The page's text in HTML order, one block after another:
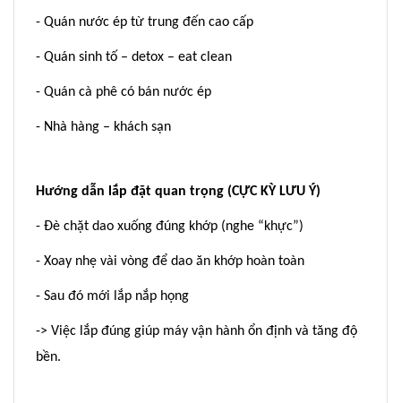
- Quán nước ép từ trung đến cao cấp
- Quán sinh tố – detox – eat clean
- Quán cà phê có bán nước ép
- Nhà hàng – khách sạn
Hướng dẫn lắp đặt quan trọng (CỰC KỲ LƯU Ý)
- Đè chặt dao xuống đúng khớp (nghe “khực”)
- Xoay nhẹ vài vòng để dao ăn khớp hoàn toàn
- Sau đó mới lắp nắp họng
-> Việc lắp đúng giúp máy vận hành ổn định và tăng độ
bền.